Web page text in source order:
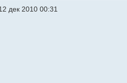
дек 2010 00:31